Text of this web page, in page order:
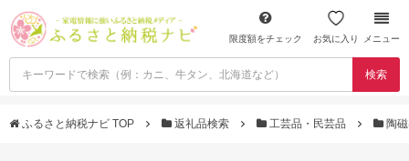
限度額をチェック お気に入り メニュー
検索
ふるさと納税ナビ TOP 返礼品検索 工芸品・民芸品 陶磁